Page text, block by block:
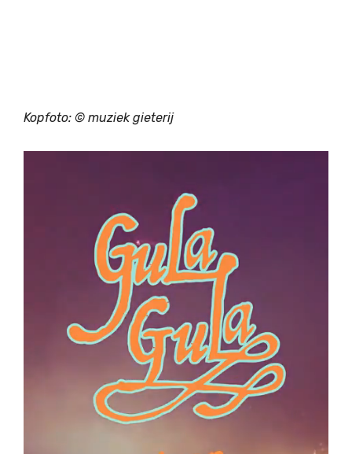
Kopfoto: © muziek gieterij